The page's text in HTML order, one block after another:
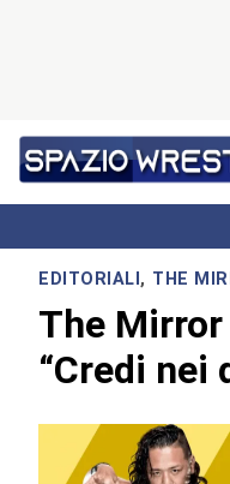
EDITORIALI, THE
The
“Credi nei